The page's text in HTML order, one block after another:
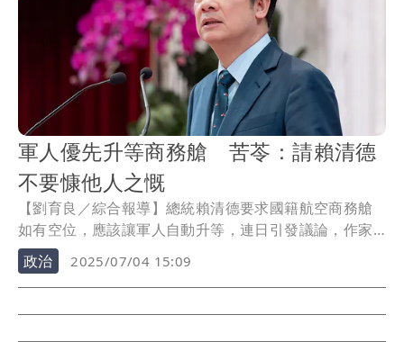
軍人優先升等商務艙 苦苓：請賴清德
不要慷他人之慨
【劉育良／綜合報導】總統賴清德要求國籍航空商務艙
如有空位，應該讓軍人自動升等，連日引發議論，作家
苦苓今在臉書發文批評，要賴清德「不要慷他人之
慨」，軍人要半票或升等，請政府出錢，不要侵害一般
平民積點升等的權利。
政治 2025/07/04 15:09